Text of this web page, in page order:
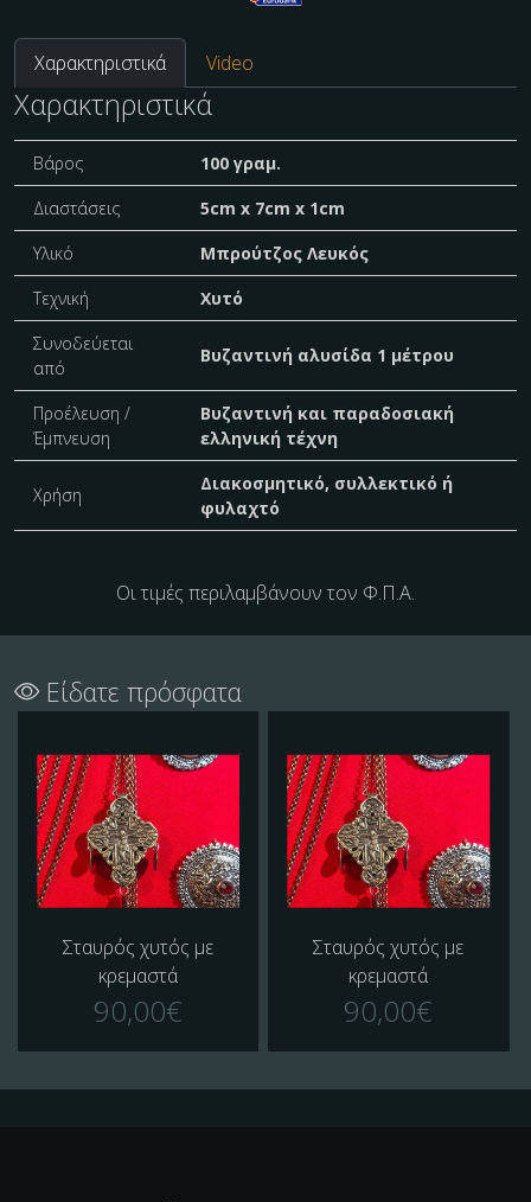
Χαρακτηριστικά Video
Χαρακτηριστικά
Βάρος
100 γραμ.
Διαστάσεις
5cm x 7cm x 1cm
Υλικό
Μπρούτζος Λευκός
Τεχνική
Χυτό
Συνοδεύεται
από
Βυζαντινή αλυσίδα 1 μέτρου
Προέλευση /
Έμπνευση
Βυζαντινή και παραδοσιακή
ελληνική τέχνη
Χρήση
Διακοσμητικό, συλλεκτικό ή
φυλαχτό
Οι τιμές περιλαμβάνουν τον Φ.Π.Α.
Είδατε πρόσφατα
Σταυρός χυτός με
κρεμαστά
90,00€
Σταυρός χυτός με
κρεμαστά
90,00€